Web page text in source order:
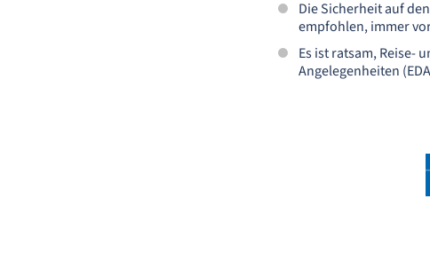
Die Sicherheit auf
empfohlen, immer
Es ist ratsam, Reise-
Angelegenheiten